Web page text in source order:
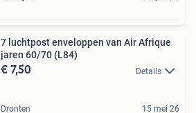
7 luchtpost enveloppen van Air Afrique
jaren 60/70 (L84)
€ 7,50 Details
Dronten 15 mei 26